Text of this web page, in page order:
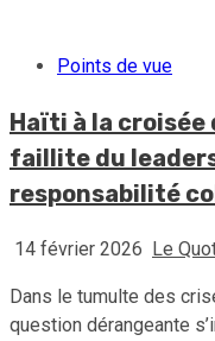
Points de vue
Haïti à la croisée
faillite du
responsabilité
14 février 2026 Le
Dans le tumulte des
question dérangeante